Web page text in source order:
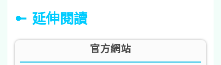
延伸閱讀
官方網站